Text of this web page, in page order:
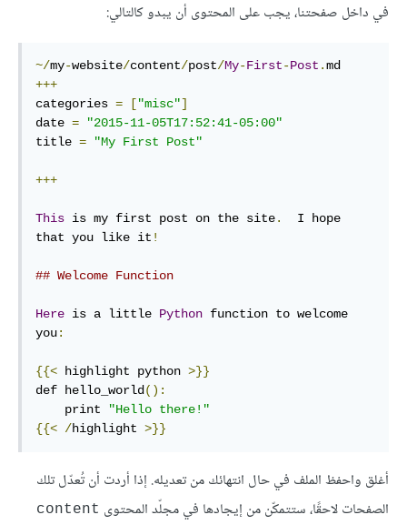
في داخل صفحتنا، يجب على المحتوى أن يبدو كالتالي:
~/my-website/content/post/My-First-Post .
+++
categories = ["misc"]
date =
"2015-11-05T17:52:41-05:00"
title = "My First Post"
+++
This is my first post on the site.
  I hope
that you like it !
## Welcome Function
Here is a little Python function to welcome
you:
{{< highlight python >}}
def hello_world():
    print
"Hello there!"
{{< /highlight >}}
أغلق واحفظ الملف في حال انتهائك من تعديله. إذا أردت أن تُعدّل تلك
الصفحات لاحقًا، ستتمكّن من إيجادها في مجلّد المحتوى content